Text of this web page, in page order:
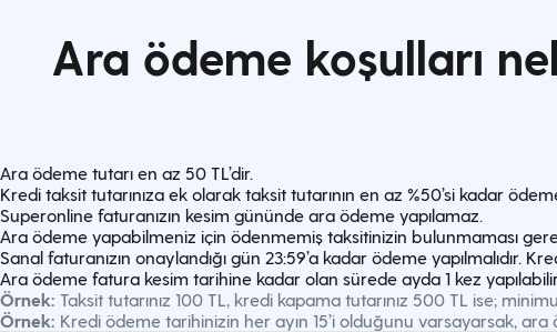
Ara ödeme koşulları
Ara ödeme tutarı en az 50 TL’dir.
Kredi taksit tutarınıza ek olarak taksit tutarının en az %50’si kadar
Superonline faturanızın kesim gününde ara ödeme yapılamaz.
Ara ödeme yapabilmeniz için ödenmemiş taksitinizin bulunmaması
Sanal faturanızın onaylandığı gün 23:59’a kadar ödeme
Ara ödeme fatura kesim tarihine kadar olan sürede ayda 1 kez
Örnek: Taksit tutarınız 100 TL, kredi kapama tutarınız 500 TL ise;
Örnek: Kredi ödeme tarihinizin her ayın 15’i olduğunu varsayarsak, ara